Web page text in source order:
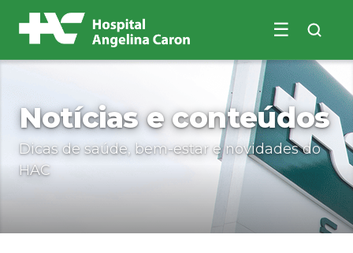
☰
Buscar no site
Notícias e conteúdos
Dicas de saúde, bem-estar e novidades do
HAC